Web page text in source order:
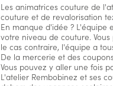
Les animatrices couture de
couture et de revalorisation
En manque d'idée ?
votre niveau de couture.
le cas contraire, l'équipe a
De la mercerie et des
Vous pouvez y aller une fois
L'atelier Rembobinez et ses